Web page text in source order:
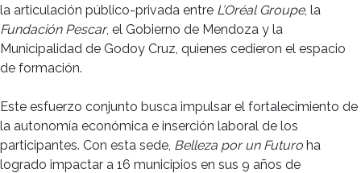
la articulación público-privada entre L’Oréal Groupe, la
Fundación Pescar, el Gobierno de Mendoza y la
Municipalidad de Godoy Cruz, quienes cedieron el espacio
de formación.
Este esfuerzo conjunto busca impulsar el fortalecimiento de
la autonomía económica e inserción laboral de los
participantes. Con esta sede, Belleza por un Futuro ha
logrado impactar a 16 municipios en sus 9 años de